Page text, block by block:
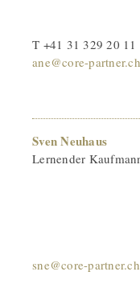
T +41 31 329 20 11
ane@core-partner.ch
Sven Neuhaus
Lernender
sne@core-partner.ch